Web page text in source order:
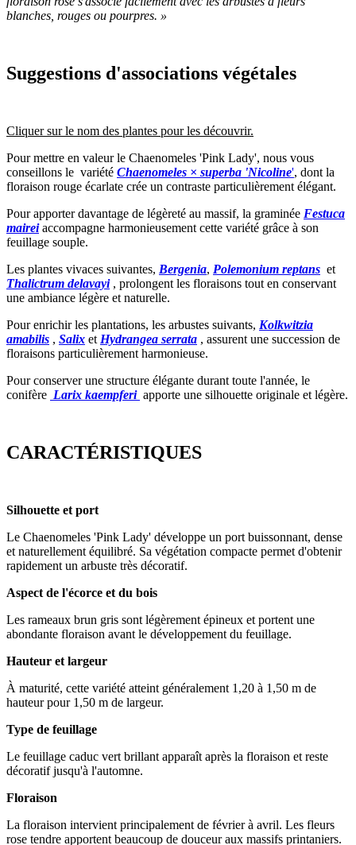
blanches, rouges ou pourpres. »
Suggestions d'associations végétales
Cliquer sur le nom des plantes pour les découvrir.
Pour mettre en valeur le Chaenomeles 'Pink Lady', nous vous
conseillons le variété Chaenomeles × superba 'Nicoline', dont la
floraison rouge écarlate crée un contraste particulièrement élégant.
Pour apporter davantage de légèreté au massif, la graminée Festuca
maireiaccompagne harmonieusement cette variété grâce à son
feuillage souple.
Les plantes vivaces suivantes, Bergenia, Polemonium reptans et
Thalictrum delavayi, prolongent les floraisons tout en conservant
une ambiance légère et naturelle.
Pour enrichir les plantations, les arbustes suivants, Kolkwitzia
amabilis , Salix et Hydrangea serrata , assurent une succession de
floraisons particulièrement harmonieuse.
Pour conserver une structure élégante durant toute l'année, le
conifère Larix kaempferi apporte une silhouette originale et légère.
CARACTÉRISTIQUES
Silhouette et port
Le Chaenomeles 'Pink Lady' développe un port buissonnant, dense
et naturellement équilibré. Sa végétation compacte permet d'obtenir
rapidement un arbuste très décoratif.
Aspect de l'écorce et du bois
Les rameaux brun gris sont légèrement épineux et portent une
abondante floraison avant le développement du feuillage.
Hauteur et largeur
À maturité, cette variété atteint généralement 1,20 à 1,50 m de
hauteur pour 1,50 m de largeur.
Type de feuillage
Le feuillage caduc vert brillant apparaît après la floraison et reste
décoratif jusqu'à l'automne.
Floraison
La floraison intervient principalement de février à avril. Les fleurs
rose tendre apportent beaucoup de douceur aux massifs printaniers.